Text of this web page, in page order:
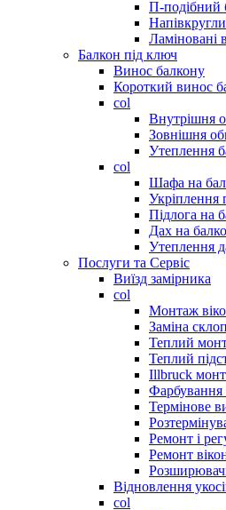
П-подібний
Ламіновані
Балкон під ключ
Винос балкону
Короткий винос
col
Внутрішня
Зовнішня
Утеплення
col
Шафа на
Укріплення
Підлога на
Дах на
Утеплення
Послуги та Сервіс
Виїзд замірника
col
Монтаж
Заміна
Теплий
Теплий
Illbruck
Фарбування
Термінове
Ремонт і
Ремонт
Відновлення
col